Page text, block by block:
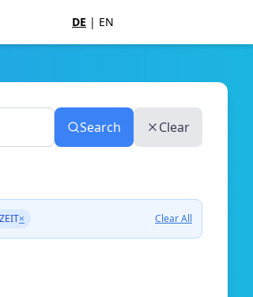
DE | EN
Search Clear
ZEIT× Clear All